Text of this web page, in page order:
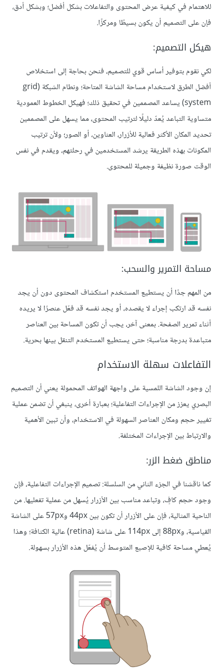
للاهتمام في كيفية عرض المحتوى والتفاعلات بشكل أفضل؛ وبشكل أدق،
فإن على التصميم أن يكون بسيطًا ومركزًا.
هيكل التصميم:
لكي نقوم بتوفير أساس قوي للتصميم، فنحن بحاجة إلى استخلاص
أفضل الطرق لاستخدام مساحة الشاشة المتاحة؛ ونطام الشبكة (grid
system) يساعد المصممين في تحقيق ذلك؛ فهيكل الخطوط العمودية
متساوية التباعد يُعدّ دليلًا لترتيب المحتوى، مما يسهل على المصممين
تحديد المكان الأكثر فعالية للأزرار، العناوين، أو الصور؛ ولأن ترتيب
المكونات بهذه الطريقة يرشد المستخدمين في رحلتهم، ويقدم في نفس
الوقت صورة نظيفة وجميلة للمحتوى.
مساحة التمرير والسحب:
من المهم جدًا أن يستطيع المستخدم استكشاف المحتوى دون أن يجد
نفسه قد ارتكب إجراء لا يقصده، أو يجد نفسه قد فعّل عنصرًا لا يريده
أثناء تمرير الصفحة. بمعنى آخر، يجب أن تكون المساحة بين العناصر
متباعدة بدرجة مناسبة؛ حتى يستطيع المستخدم التنقل بينها بحرية.
التفاعلات سهلة الاستخدام
إن وجود الشاشة اللمسية على واجهة الهواتف المحمولة يعني أن التصميم
البصري يعزز من الإجراءات التفاعلية؛ بعبارة أخرى، ينبغي أن تضمن عملية
تغيير حجم ومكان العناصر السهولة في الاستخدام، وأن تبين الأهمية
والارتباط بين الإجراءات المختلفة.
مناطق ضغط الزر:
كما ناقشنا في الجزء الثاني من السلسلة: تصميم الإجراءات التفاعلية، فإن
وجود حجم كافٍ، وتباعد مناسب بين الأزرار يُسهل من عملية تفعليها. من
الناحية المثالية، فإن على الأزرار أن تكون بين 44px و57px على الشاشة
القياسية، و88px إلى 114px على شاشة (retina) عالية الكثافة؛ وهذا
يُعطي مساحة كافية للإصبع المتوسط أن يُفعّل هذه الأزرار بسهولة.